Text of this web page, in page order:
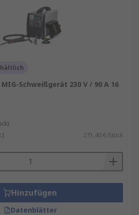
Schweißgerät 230 V / 90 A 16
271,40 €/Stück
Hinzufügen
Datenblätter